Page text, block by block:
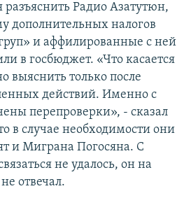
разъяснить Радио Азатутюн,
дополнительных налогов
и аффилированные с ней
в госбюджет. «Что касается
выяснить только после
действий. Именно с
перепроверки», - сказал
в случае необходимости они
и Миграна Погосяна. С
не удалось, он на
отвечал.